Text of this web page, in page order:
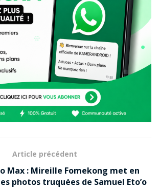
Article précédent
Max : Mireille Fomekong met en
photos truquées de Samuel Eto’o